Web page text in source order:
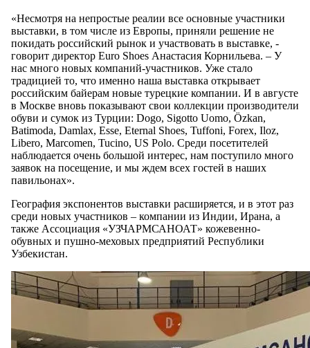
«Несмотря на непростые реалии все основные участники
выставки, в том числе из Европы, приняли решение не
покидать российский рынок и участвовать в выставке, -
говорит директор Euro Shoes Анастасия Корнильева. – У
нас много новых компаний-участников. Уже стало
традицией то, что именно наша выставка открывает
российским байерам новые турецкие компании. И в августе
в Москве вновь показывают свои коллекции производители
обуви и сумок из Турции: Dogo, Sigotto Uomo, Özkan,
Batimoda, Damlax, Esse, Eternal Shoes, Tuffoni, Forex, Iloz,
Libero, Marcomen, Tucino, US Polo. Среди посетителей
наблюдается очень большой интерес, нам поступило много
заявок на посещение, и мы ждем всех гостей в наших
павильонах».
География экспонентов выставки расширяется, и в этот раз
среди новых участников – компании из Индии, Ирана, а
также Ассоциация «УЗЧАРМСАНОАТ» кожевенно-
обувных и пушно-меховых предприятий Республики
Узбекистан.